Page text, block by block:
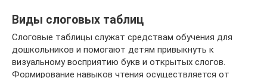
Виды слоговых таблиц
Слоговые таблицы служат средствам обучения для
дошкольников и помогают детям привыкнуть к
визуальному восприятию букв и открытых слогов.
Формирование навыков чтения осуществляется от